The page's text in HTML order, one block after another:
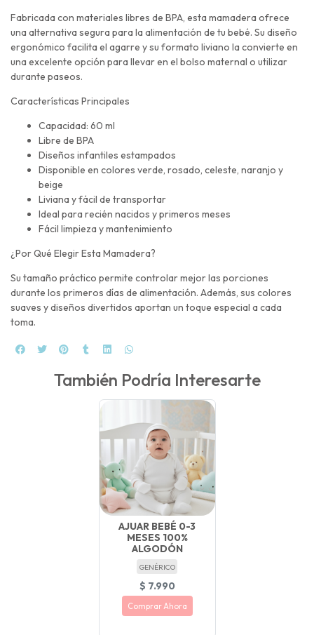
Fabricada con materiales libres de BPA, esta mamadera ofrece
una alternativa segura para la alimentación de tu bebé. Su diseño
ergonómico facilita el agarre y su formato liviano la convierte en
una excelente opción para llevar en el bolso maternal o utilizar
durante paseos.
Características Principales
Capacidad: 60 ml
Libre de BPA
Diseños infantiles estampados
Disponible en colores verde, rosado, celeste, naranjo y
beige
Liviana y fácil de transportar
Ideal para recién nacidos y primeros meses
Fácil limpieza y mantenimiento
¿Por Qué Elegir Esta Mamadera?
Su tamaño práctico permite controlar mejor las porciones
durante los primeros días de alimentación. Además, sus colores
suaves y diseños divertidos aportan un toque especial a cada
toma.
También Podría Interesarte
AJUAR BEBÉ 0-3
MESES 100%
ALGODÓN
GENÉRICO
$ 7.990
Comprar Ahora